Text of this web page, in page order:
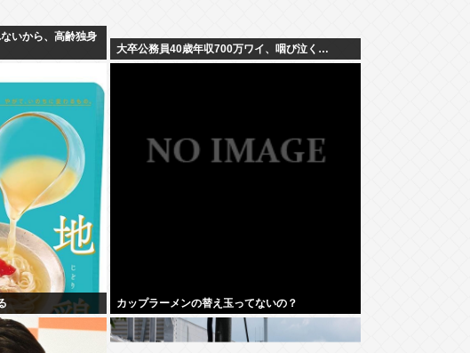
いから、高齢独身
大卒公務員40歳年収700万ワイ、咽び泣く…
カップラーメンの替え玉ってないの？